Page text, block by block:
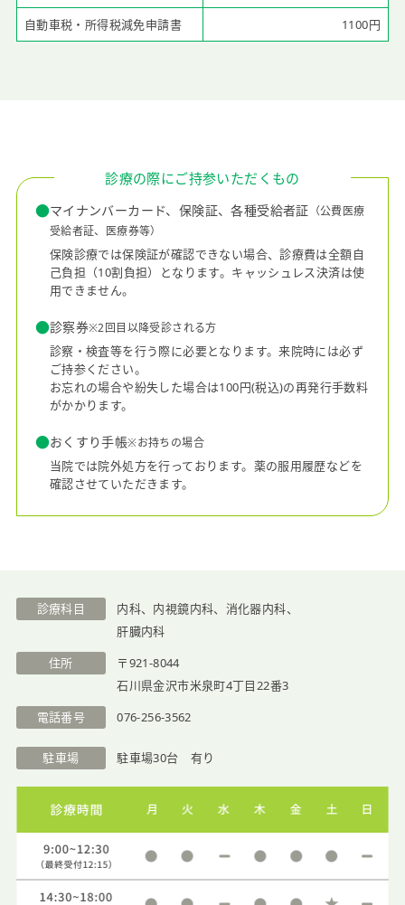
自動車税・所得税減免申請書 1100円
診療の際にご持参いただくもの
マイナンバーカード、保険証、各種受給者証 （公費医療
受給者証、医療券等）
保険診療では保険証が確認できない場合、診療費は全額自
己負担（10割負担）となります。キャッシュレス決済は使
用できません。
診察券※2回目以降受診される方
診察・検査等を行う際に必要となります。来院時には必ず
ご持参ください。
お忘れの場合や紛失した場合は100円(税込)の再発行手数料
がかかります。
おくすり手帳※お持ちの場合
当院では院外処方を行っております。薬の服用履歴などを
確認させていただきます。
診療科目
内科、内視鏡内科、消化器内科、
肝臓内科
住所
〒921-8044
石川県金沢市米泉町4丁目22番3
電話番号
076-256-3562
駐車場 駐車場30台 有り